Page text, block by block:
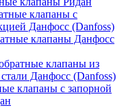
клапаны с
Данфосс (Danfoss)
клапаны Данфосс
клапаны из
Данфосс (Danfoss)
клапаны с запорной